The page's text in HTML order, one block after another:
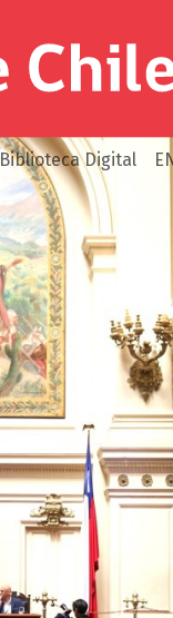
Biblioteca Digital